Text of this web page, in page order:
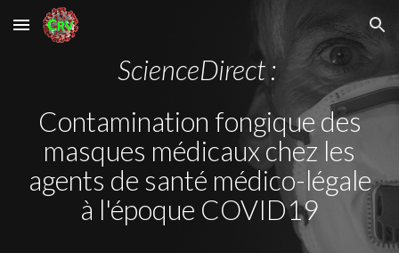
Skip to main content Skip to navigation
ScienceDirect :
Contamination fongique des
masques médicaux chez les
agents de santé médico-légale
à l'époque COVID19